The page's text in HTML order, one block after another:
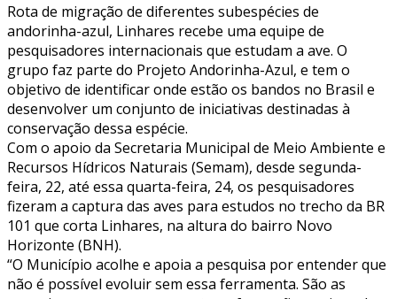
Rota de migração de diferentes subespécies de
andorinha-azul, Linhares recebe uma equipe de
pesquisadores internacionais que estudam a ave. O
grupo faz parte do Projeto Andorinha-Azul, e tem o
objetivo de identificar onde estão os bandos no Brasil e
desenvolver um conjunto de iniciativas destinadas à
conservação dessa espécie.
Com o apoio da Secretaria Municipal de Meio Ambiente e
Recursos Hídricos Naturais (Semam), desde segunda-
feira, 22, até essa quarta-feira, 24, os pesquisadores
fizeram a captura das aves para estudos no trecho da BR
101 que corta Linhares, na altura do bairro Novo
Horizonte (BNH).
“O Município acolhe e apoia a pesquisa por entender que
não é possível evoluir sem essa ferramenta. São as